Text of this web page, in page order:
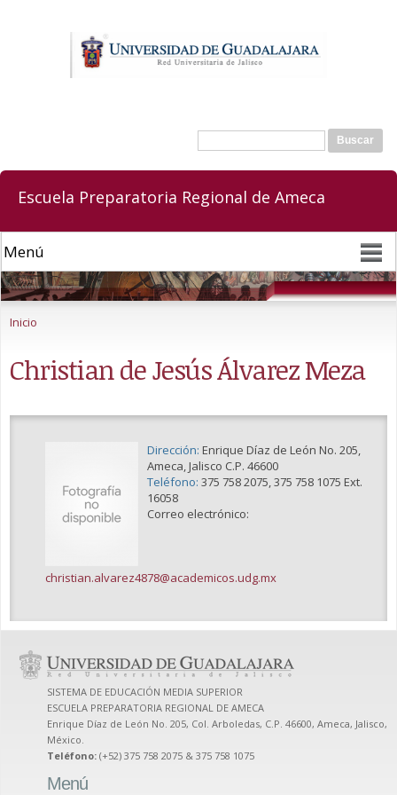
Formulario de búsqueda
Buscar
Escuela Preparatoria Regional de Ameca
Inicio
Christian de Jesús Álvarez Meza
Dirección: Enrique Díaz de León No. 205,
Ameca, Jalisco C.P. 46600
Teléfono: 375 758 2075, 375 758 1075 Ext.
16058
Correo electrónico:
christian.alvarez4878@academicos.udg.mx
SISTEMA DE EDUCACIÓN MEDIA SUPERIOR
ESCUELA PREPARATORIA REGIONAL DE AMECA
Enrique Díaz de León No. 205, Col. Arboledas, C.P. 46600, Ameca, Jalisco,
México.
Teléfono: (+52) 375 758 2075 & 375 758 1075
Menú